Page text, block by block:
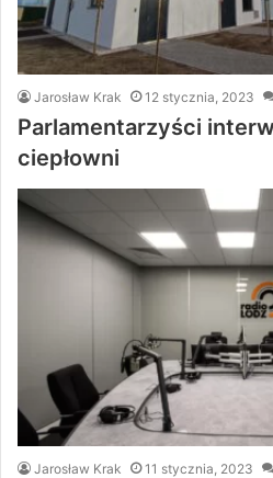
Jarosław Krak 12 stycznia, 2023
Parlamentarzyści
ciepłowni
Jarosław Krak 11 stycznia, 2023